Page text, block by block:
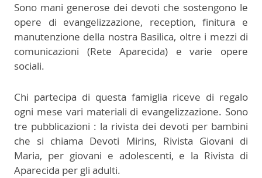
Sono mani generose dei devoti che sostengono le
opere di evangelizzazione, reception, finitura e
manutenzione della nostra Basilica, oltre i mezzi di
comunicazioni (Rete Aparecida) e varie opere
sociali.
Chi partecipa di questa famiglia riceve di regalo
ogni mese vari materiali di evangelizzazione. Sono
tre pubblicazioni : la rivista dei devoti per bambini
che si chiama Devoti Mirins, Rivista Giovani di
Maria, per giovani e adolescenti, e la Rivista di
Aparecida per gli adulti.